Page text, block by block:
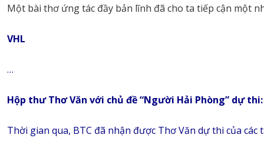
Một bài thơ ứng tác đầy bản lĩnh đã cho ta tiếp cận một
VHL
…
Hộp thư Thơ Văn với chủ đề “Người Hải Phòng” dự thi:
Thời gian qua, BTC đã nhận được Thơ Văn dự thi của các